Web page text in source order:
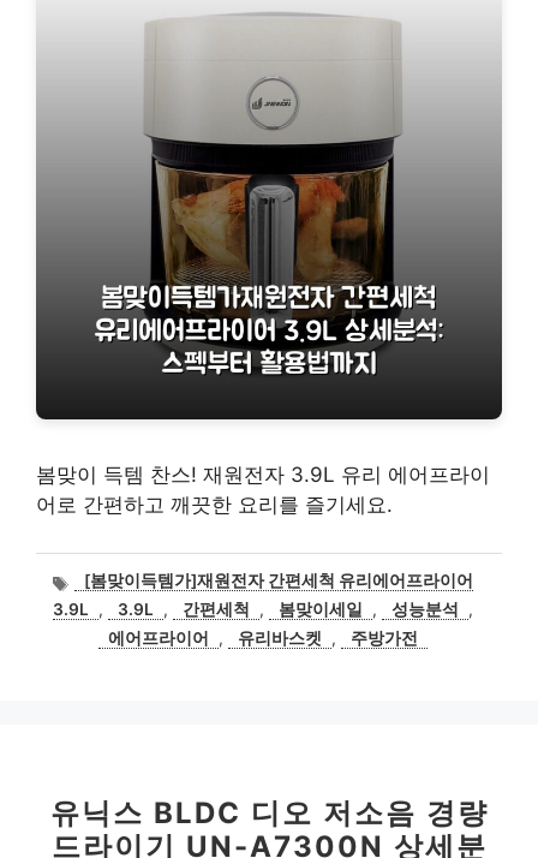
봄맞이 득템 찬스! 재원전자 3.9L 유리 에어프라이
어로 간편하고 깨끗한 요리를 즐기세요.
태
그
[봄맞이득템가]재원전자 간편세척 유리에어프라이어
3.9L
, 3.9L , 간편세척 , 봄맞이세일 , 성능분석
,
에어프라이어
, 유리바스켓 , 주방가전
유닉스 BLDC 디오 저소음 경량
드라이기 UN-A7300N 상세분